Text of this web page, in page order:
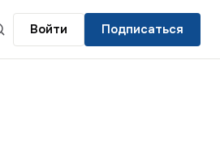
Войти Подписаться